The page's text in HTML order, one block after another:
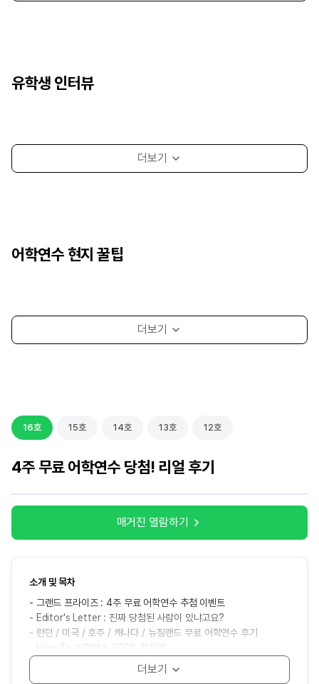
유학생 인터뷰
어학연수 현지 꿀팁
16호 15호 14호 13호 12호
4주 무료 어학연수 당첨! 리얼 후기
매거진 열람하기
소개 및 목차
- 그랜드 프라이즈 : 4주 무료 어학연수 추첨 이벤트
- Editor's Letter : 진짜 당첨된 사람이 있냐고요?
- 런던 / 미국 / 호주 / 캐나다 / 뉴질랜드 무료 어학연수 후기
- How To 어학연수 200% 활용법
- 다음 주인공은 당신입니다! 유학박람회 일정
- 직접 듣는 어학연수 Vlog
매거진 열람하기
소개 및 목차
- 영국유학 장학금 프로그램
- 영국 석사 지원 준비 과정 총정리
- 프리마스터로 석사 준비 제대로 하기
- 석사 입학 전 필수 준비 리스트
- 첫 한 달이 1년을 결정한다
- 셰필드에서 석사 과정을 한다는 것
매거진 열람하기
소개 및 목차
- 연말 무드 따라 고르는 어학연수 코스
- 이건 꼭! 국가별 Winter Must-Do List
- 공부는 토론토에서, 연말은 뉴욕에서!
- 어학연수 도시별 크리스마스 후기
- 겨울 캐나다 어학연수 준비물
매거진 열람하기
소개 및 목차
- 토론토&밴쿠버 인생샷 스팟 모음집
- 퇴사하고 캐나다 어학연수 떠나요!
- 영어 공부부터 해외 취업 경험까지!
- 캐나다 어학연수 출국 전 이것만 챙기세요
- 예비 유학생들과 선배들의 만남, edm네트워킹 데이
매거진 열람하기
소개 및 목차
- 내 성향에 딱 맞는 영국 도시는 어디?
- 자연 그 자체! 브라이튼에 왔어요
- 축구가 좋아서 맨체스터로 왔어요!
- 본머스에서 영어와 친해지는 중
- edm유학센터 런던지사 소셜데이 후기